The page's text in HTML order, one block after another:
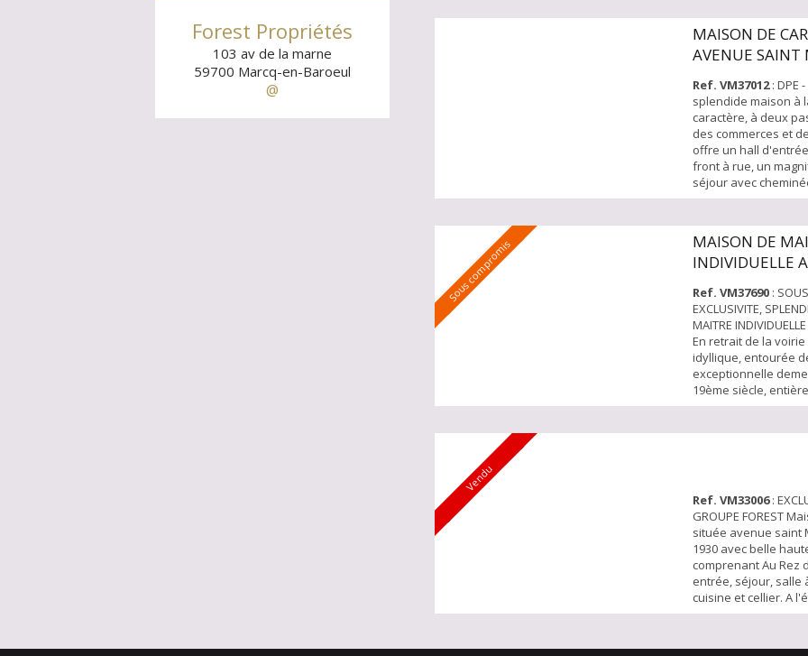
Forest Propriétés
103 av de la marne
59700 Marcq-en-Baroeul
@
trouverez
sur mesure signée
arrière-cuisine /
MAISON DE
AVENUE SAINT
Ref. VM37012: DPE
splendide maison à
caractère, à deux
des commerces et
offre un hall
front à rue, un
séjour avec
une salle à manger
SUD OUEST sans
95 m². Cuisine
espace déjeuner. Au
Sous compromis
MAISON DE
INDIVIDUELLE
MAUR
Ref. VM37690 :
EXCLUSIVITE,
MAITRE
En retrait de la
idyllique, entourée
exceptionnelle
19ème siècle,
Elle offre, un hall
lumière, une cuisine
Vendu
Ref. VM33006:
GROUPE FOREST
située avenue saint
1930 avec belle
comprenant Au Rez
entrée, séjour, salle
cuisine et cellier. A
et salle de bain. A
aménageable